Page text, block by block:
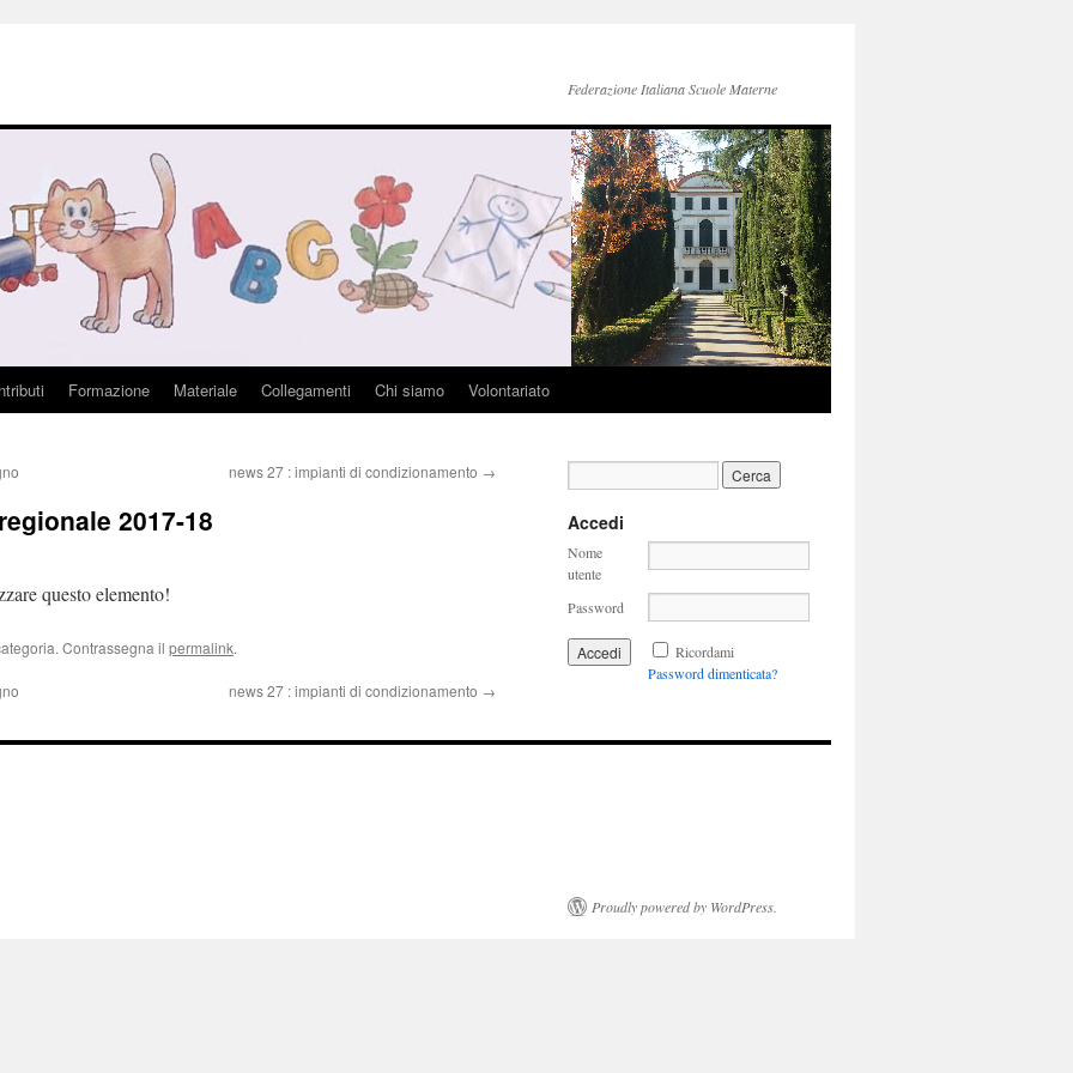
Federazione Italiana Scuole Materne
Formazione Materiale Collegamenti Chi siamo Volontariato
news 27 : impianti di condizionamento →
2017-18
questo elemento!
Contrassegna il permalink.
news 27 : impianti di condizionamento →
Accedi
Nome
utente
Password
Ricordami
Password dimenticata?
Proudly powered by WordPress.